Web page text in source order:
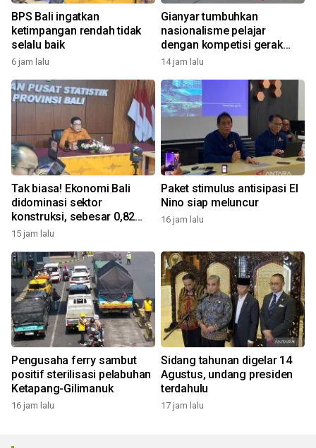
BPS Bali ingatkan
ketimpangan rendah tidak
selalu baik
6 jam lalu
Gianyar tumbuhkan
nasionalisme pelajar
dengan kompetisi gerak
jalan
14 jam lalu
Tak biasa! Ekonomi Bali
didominasi sektor
konstruksi, sebesar 0,82
persen
15 jam lalu
Paket stimulus antisipasi El
Nino siap meluncur
16 jam lalu
Pengusaha ferry sambut
positif sterilisasi pelabuhan
Ketapang-Gilimanuk
16 jam lalu
Sidang tahunan digelar 14
Agustus, undang presiden
terdahulu
17 jam lalu